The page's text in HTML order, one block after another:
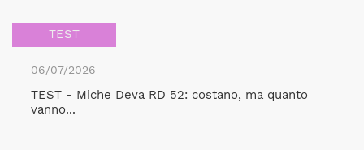
TEST
06/07/2026
TEST - Miche Deva RD 52: costano, ma quanto
vanno...